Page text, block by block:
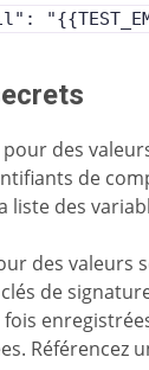
pour des
de
liste des
des valeurs
de
Référencez